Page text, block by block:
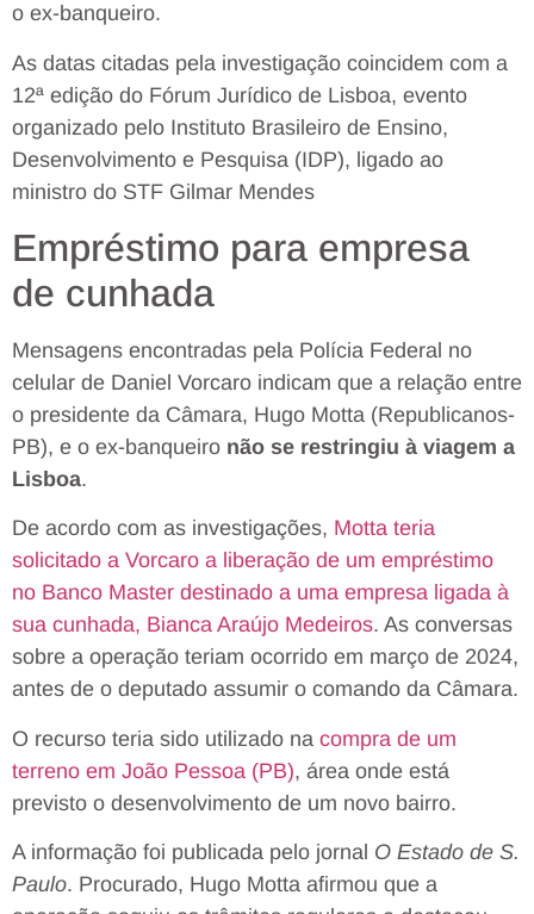
o ex-banqueiro.
As datas citadas pela investigação coincidem com a
12ª edição do Fórum Jurídico de Lisboa, evento
organizado pelo Instituto Brasileiro de Ensino,
Desenvolvimento e Pesquisa (IDP), ligado ao
ministro do STF Gilmar Mendes
Empréstimo para empresa
de cunhada
Mensagens encontradas pela Polícia Federal no
celular de Daniel Vorcaro indicam que a relação entre
o presidente da Câmara, Hugo Motta (Republicanos-
PB), e o ex-banqueiro não se restringiu à viagem a
Lisboa.
De acordo com as investigações, Motta teria
solicitado a Vorcaro a liberação de um empréstimo
no Banco Master destinado a uma empresa ligada à
sua cunhada, Bianca Araújo Medeiros. As conversas
sobre a operação teriam ocorrido em março de 2024,
antes de o deputado assumir o comando da Câmara.
O recurso teria sido utilizado na compra de um
terreno em João Pessoa (PB), área onde está
previsto o desenvolvimento de um novo bairro.
A informação foi publicada pelo jornal O Estado de S.
Paulo. Procurado, Hugo Motta afirmou que a